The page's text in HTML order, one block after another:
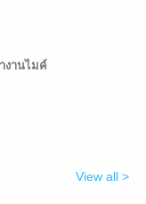
งานไมค์
View all >